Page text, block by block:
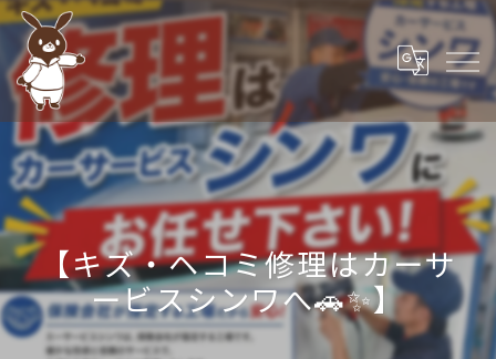
【キズ・ヘコミ修理はカーサ
ービスシンワへ🚗✨】